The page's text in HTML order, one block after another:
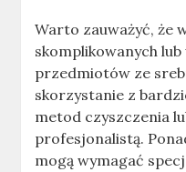
Warto zauważyć, że
skomplikowanych
przedmiotów ze
skorzystanie z
metod czyszczenia
profesjonalistą.
mogą wymagać